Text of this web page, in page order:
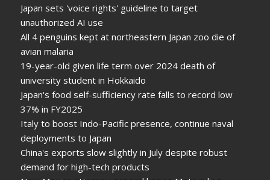
Japan sets 'voice rights' guideline to target
unauthorized AI use
All 4 penguins kept at northeastern Japan zoo die of
avian malaria
19-year-old given life term over 2024 death of
university student in Hokkaido
Japan's food self-sufficiency rate falls to record low
37% in FY2025
Italy to boost Indo-Pacific presence, continue naval
deployments to Japan
China's exports slow slightly in July despite robust
demand for high-tech products